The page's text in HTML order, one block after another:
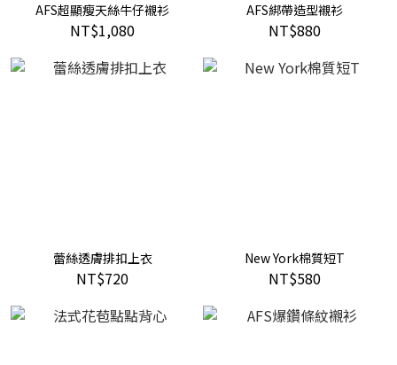
AFS超顯瘦天絲牛仔襯衫
NT$1,080
AFS綁帶造型襯衫
NT$880
蕾絲透膚排扣上衣
NT$720
New York棉質短T
NT$580